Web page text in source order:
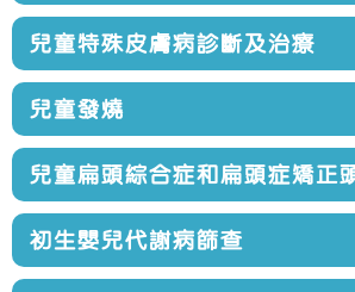
兒童特殊皮膚病診斷及治療
兒童發燒
兒童扁頭綜合症和扁頭症矯正
初生嬰兒代謝病篩查